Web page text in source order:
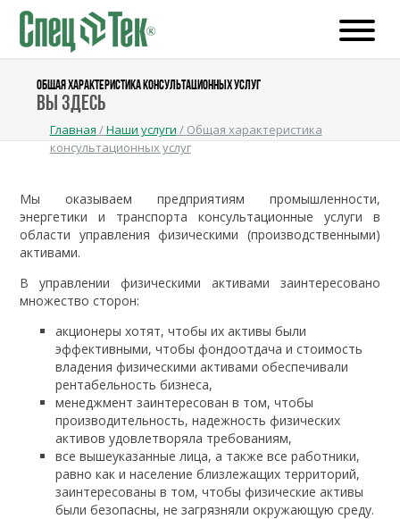
ОБЩАЯ ХАРАКТЕРИСТИКА КОНСУЛЬТАЦИОННЫХ УСЛУГ
Вы здесь
Главная /Наши услуги / Общая характеристика
консультационных услуг
Мы оказываем предприятиям промышленности,
энергетики и транспорта консультационные услуги в
области управления физическими (производственными)
активами.
В управлении физическими активами заинтересовано
множество сторон:
акционеры хотят, чтобы их активы были
эффективными, чтобы фондоотдача и стоимость
владения физическими активами обеспечивали
рентабельность бизнеса,
менеджмент заинтересован в том, чтобы
производительность, надежность физических
активов удовлетворяла требованиям,
все вышеуказанные лица, а также все работники,
равно как и население близлежащих территорий,
заинтересованы в том, чтобы физические активы
были безопасны, не загрязняли окружающую среду.